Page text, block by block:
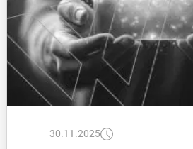
30.11.2025